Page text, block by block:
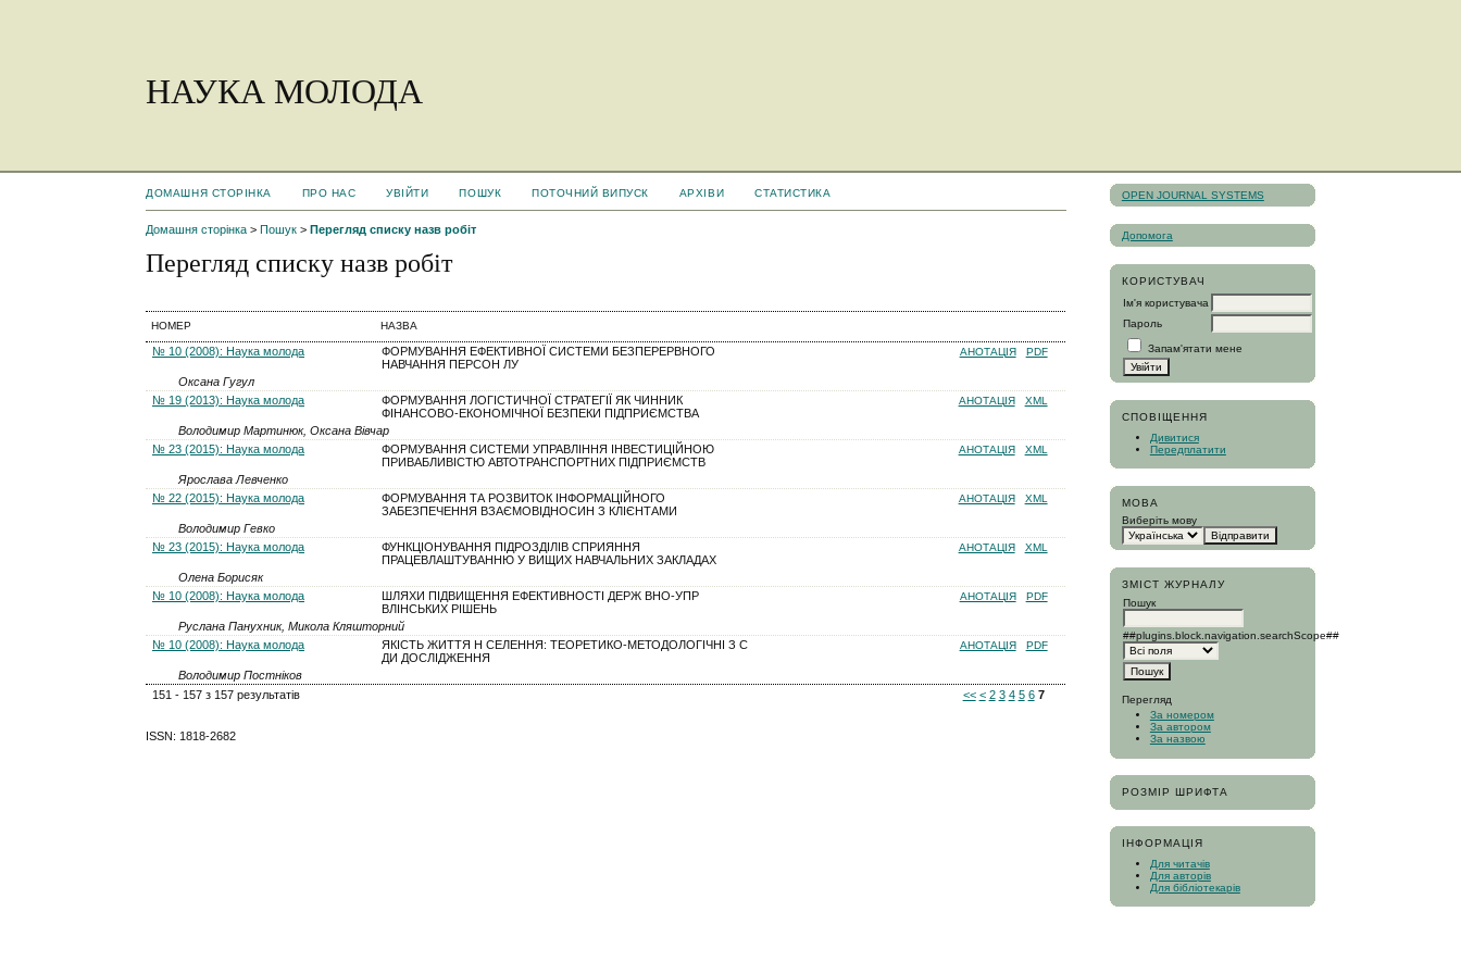
НАУКА МОЛОДА
OPEN JOURNAL SYSTEMS
Допомога
КОРИСТУВАЧ
Ім'я користувача
Пароль
Запам'ятати мене
СПОВІЩЕННЯ
Дивитися
Передплатити
МОВА
Виберіть мову
ЗМІСТ ЖУРНАЛУ
Пошук
##plugins.block.navigation.searchScope##
Перегляд
За номером
За автором
За назвою
РОЗМІР ШРИФТА
ІНФОРМАЦІЯ
Для читачів
Для авторів
Для бібліотекарів
ДОМАШНЯ СТОРІНКА ПРО НАС УВІЙТИ ПОШУК ПОТОЧНИЙ ВИПУСК АРХІВИ СТАТИСТИКА
Домашня сторінка >Пошук >Перегляд списку назв робіт
Перегляд списку назв робіт
НОМЕР НАЗВА
№ 10 (2008): Наука молода
ФОРМУВАННЯ ЕФЕКТИВНОЇ СИСТЕМИ БЕЗПЕРЕРВНОГО
НАВЧАННЯ ПЕРСОН ЛУ
АНОТАЦІЯ PDF
Оксана Гугул
№ 19 (2013): Наука молода
ФОРМУВАННЯ ЛОГІСТИЧНОЇ СТРАТЕГІЇ ЯК ЧИННИК
ФІНАНСОВО-ЕКОНОМІЧНОЇ БЕЗПЕКИ ПІДПРИЄМСТВА
АНОТАЦІЯ XML
Володимир Мартинюк, Оксана Вівчар
№ 23 (2015): Наука молода
ФОРМУВАННЯ СИСТЕМИ УПРАВЛІННЯ ІНВЕСТИЦІЙНОЮ
ПРИВАБЛИВІСТЮ АВТОТРАНСПОРТНИХ ПІДПРИЄМСТВ
АНОТАЦІЯ XML
Ярослава Левченко
№ 22 (2015): Наука молода
ФОРМУВАННЯ ТА РОЗВИТОК ІНФОРМАЦІЙНОГО
ЗАБЕЗПЕЧЕННЯ ВЗАЄМОВІДНОСИН З КЛІЄНТАМИ
АНОТАЦІЯ XML
Володимир Гевко
№ 23 (2015): Наука молода
ФУНКЦІОНУВАННЯ ПІДРОЗДІЛІВ СПРИЯННЯ
ПРАЦЕВЛАШТУВАННЮ У ВИЩИХ НАВЧАЛЬНИХ ЗАКЛАДАХ
АНОТАЦІЯ XML
Олена Борисяк
№ 10 (2008): Наука молода
ШЛЯХИ ПІДВИЩЕННЯ ЕФЕКТИВНОСТІ ДЕРЖ ВНО-УПР
ВЛІНСЬКИХ РІШЕНЬ
АНОТАЦІЯ PDF
Руслана Панухник, Микола Кляшторний
№ 10 (2008): Наука молода
ЯКІСТЬ ЖИТТЯ Н СЕЛЕННЯ: ТЕОРЕТИКО-МЕТОДОЛОГІЧНІ З С
ДИ ДОСЛІДЖЕННЯ
АНОТАЦІЯ PDF
Володимир Постніков
151 - 157 з 157 результатів
<< < 2 3 4 5 6 7
ISSN: 1818-2682